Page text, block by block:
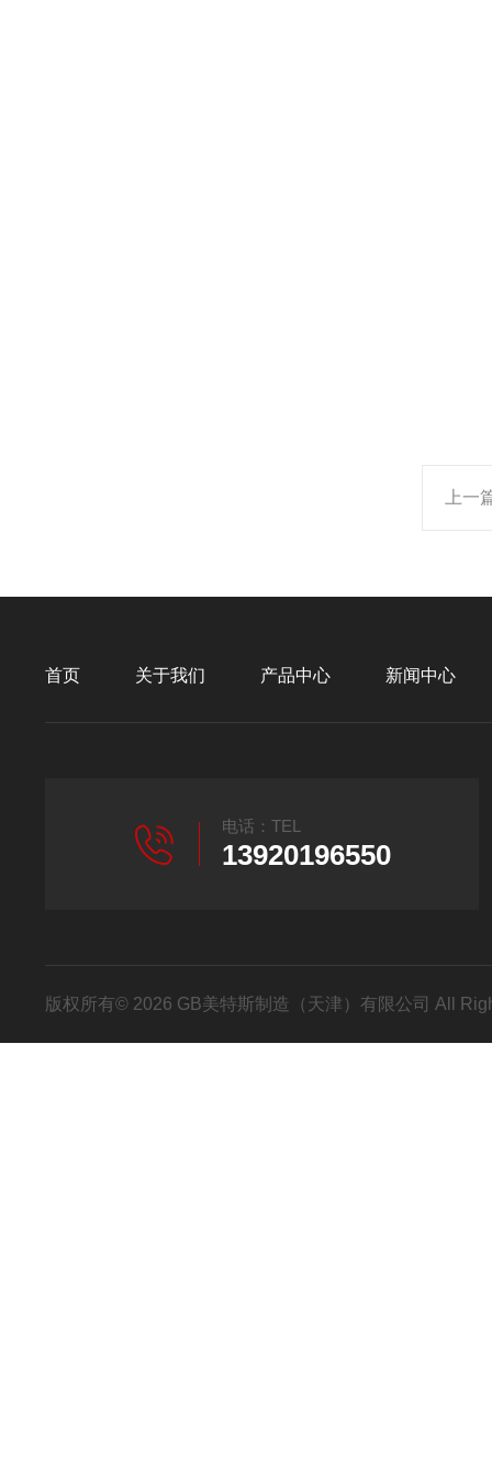
上一
首页 关于我们 产品中心 新闻中心
电话：TEL
13920196550
版权所有© 2026 GB美特斯制造（天津）有限公司 All